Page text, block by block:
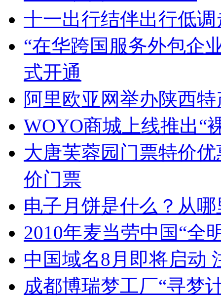
十一出行结伴出行低
“在华跨国服务外包企
式开通
阿里欧亚网举办陕西
WOYO商城上线推出“
大唐芙蓉园门票特价
价门票
电子月饼是什么？从
2010年麦当劳中国“全
中国域名8月即将启动
成都博瑞梦工厂“寻梦